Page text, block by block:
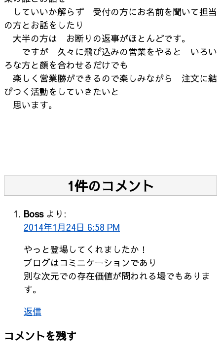
していいか解らず 受付の方にお名前を聞いて担当
の方とお話をしたり
大半の方は お断りの返事がほとんどです。
ですが 久々に飛び込みの営業をやると いろい
ろな方と顔を合わせるだけでも
楽しく営業勝ができるので楽しみながら 注文に結
びつく活動をしていきたいと
思います。
1件のコメント
Boss より:
2014年1月24日 6:58 PM
やっと登場してくれましたか！
ブログはコミニケーションであり
別な次元での存在価値が問われる場でもありま
す。
返信
コメントを残す